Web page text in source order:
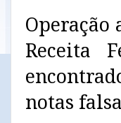
Operação
Receita
notas